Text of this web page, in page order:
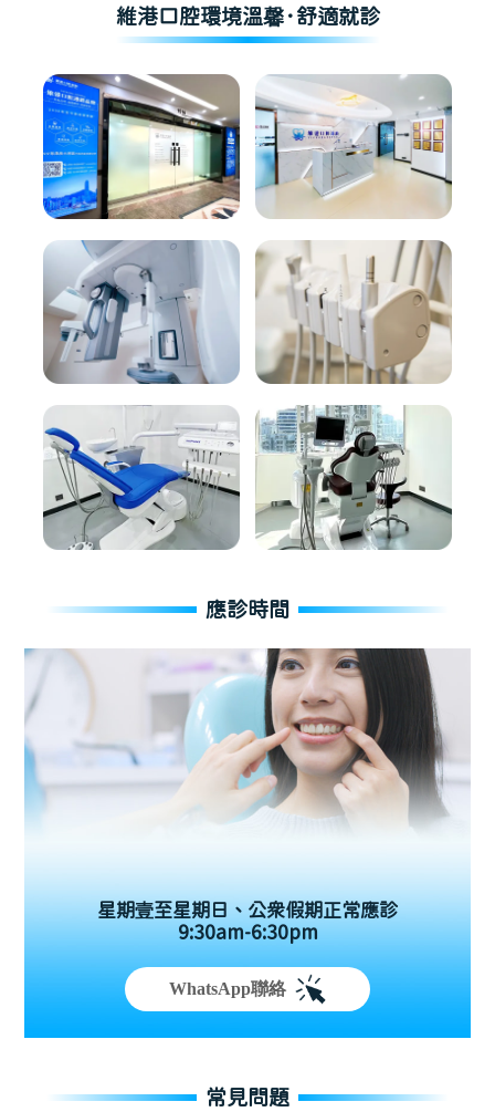
維港口腔環境溫馨·舒適就診
應診時間
星期壹至星期日、公眾假期正常應診
9:30am-6:30pm
WhatsApp聯絡
常見問題